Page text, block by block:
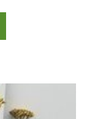
The
options